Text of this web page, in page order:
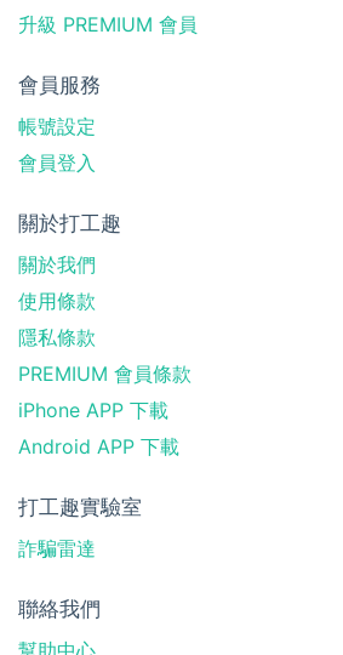
升級 PREMIUM 會員
會員服務
帳號設定
會員登入
關於打工趣
關於我們
使用條款
隱私條款
PREMIUM 會員條款
iPhone APP 下載
Android APP 下載
打工趣實驗室
詐騙雷達
聯絡我們
幫助中心